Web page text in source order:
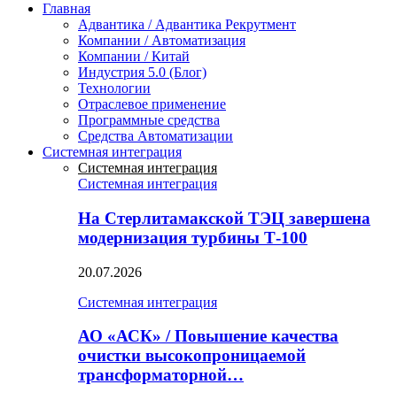
Главная
Адвантика / Адвантика Рекрутмент
Компании / Автоматизация
Компании / Китай
Индустрия 5.0 (Блог)
Технологии
Отраслевое применение
Программные средства
Средства Автоматизации
Системная интеграция
Системная интеграция
Системная интеграция
На Стерлитамакской ТЭЦ завершена
модернизация турбины Т-100
20.07.2026
Системная интеграция
АО «АСК» / Повышение качества
очистки высокопроницаемой
трансформаторной…